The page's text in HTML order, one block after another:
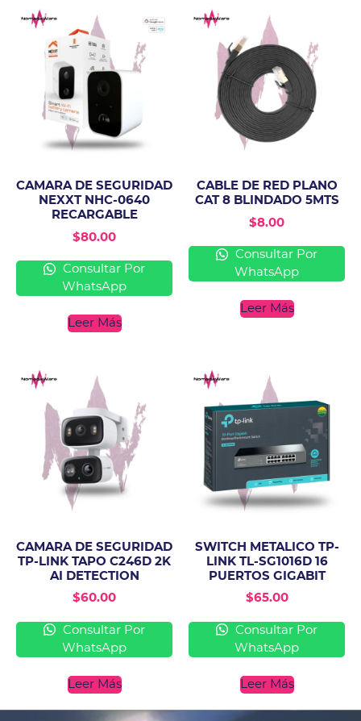
CAMARA DE SEGURIDAD
NEXXT NHC-0640
RECARGABLE
$80.00
Consultar Por
WhatsApp
Leer Más
CABLE DE RED PLANO
CAT 8 BLINDADO 5MTS
$8.00
Consultar Por
WhatsApp
Leer Más
CAMARA DE SEGURIDAD
TP-LINK TAPO C246D 2K
AI DETECTION
$60.00
Consultar Por
WhatsApp
Leer Más
SWITCH METALICO TP-
LINK TL-SG1016D 16
PUERTOS GIGABIT
$65.00
Consultar Por
WhatsApp
Leer Más